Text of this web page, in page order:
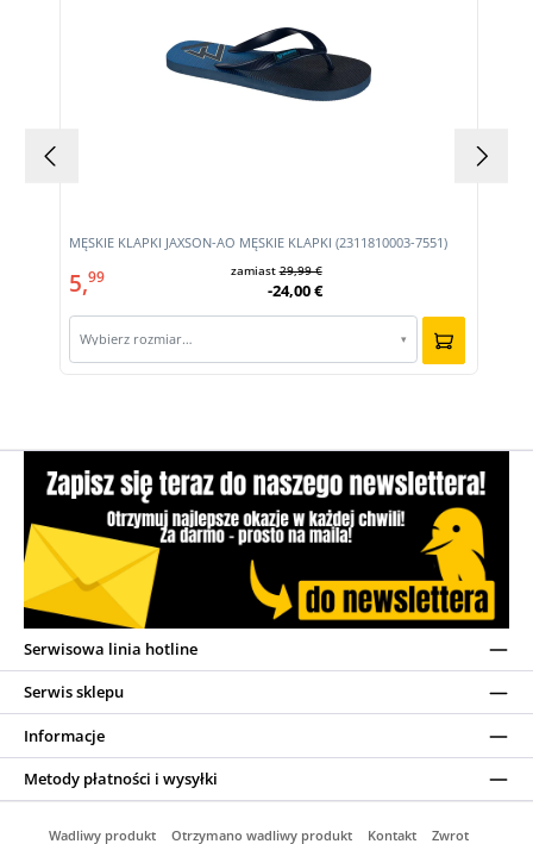
MĘSKIE KLAPKI JAXSON-AO MĘSKIE KLAPKI (2311810003-7551)
5,99 zamiast29,99 €
-24,00 €
Wybierz rozmiar… ▾
Serwisowa linia hotline
Serwis sklepu
Informacje
Metody płatności i wysyłki
Wadliwy produkt Otrzymano wadliwy produkt Kontakt Zwrot